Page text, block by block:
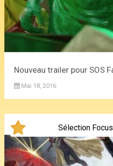
Nouveau trailer pour SOS
Mai 18, 2016
Sélection